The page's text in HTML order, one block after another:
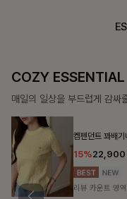
DOUBLE THE JOY
함께할 때 더욱 완벽한, 합리
필첸체크 스트링
14%
리뷰 카운트 영역